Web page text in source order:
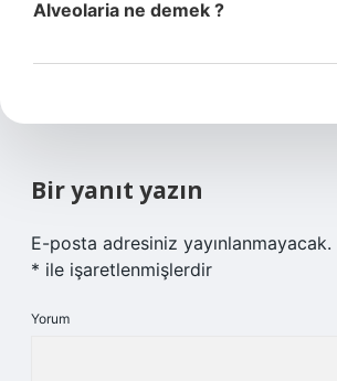
Alveolaria ne demek ?
Bir yanıt yazın
E-posta adresiniz yayınlanmayacak.
* ile işaretlenmişlerdir
Yorum